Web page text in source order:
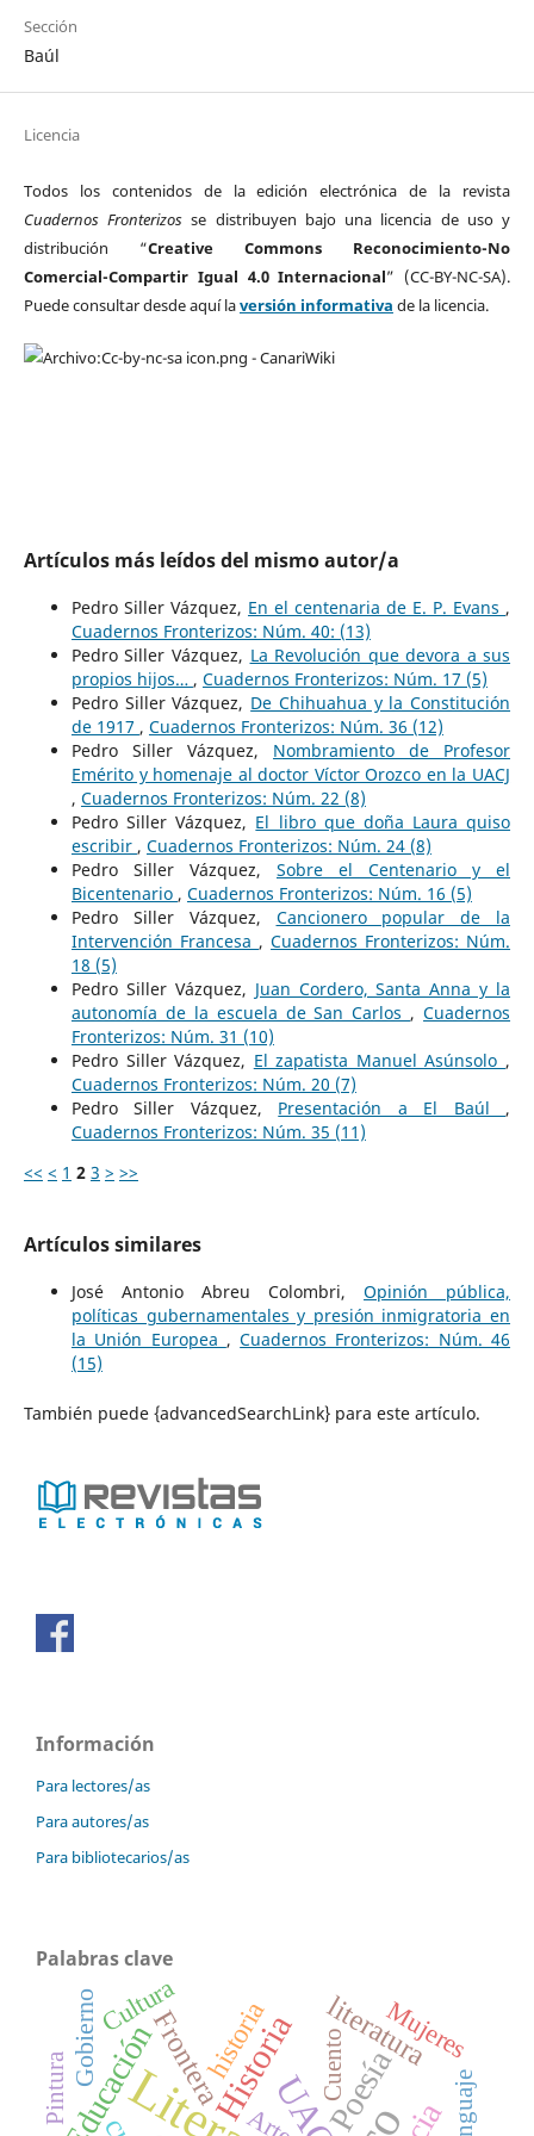
Sección
Baúl
Licencia
Todos los contenidos de la edición electrónica de la revista
Cuadernos Fronterizos se distribuyen bajo una licencia de uso y
distribución “Creative Commons Reconocimiento-No
Comercial-Compartir Igual 4.0 Internacional” (CC-BY-NC-SA).
Puede consultar desde aquí laversión informativa de la licencia.
Artículos más leídos del mismo autor/a
Pedro Siller Vázquez, En el centenaria de E. P. Evans ,
Cuadernos Fronterizos: Núm. 40: (13)
Pedro Siller Vázquez, La Revolución que devora a sus
propios hijos… , Cuadernos Fronterizos: Núm. 17 (5)
Pedro Siller Vázquez, De Chihuahua y la Constitución
de 1917 , Cuadernos Fronterizos: Núm. 36 (12)
Pedro Siller Vázquez, Nombramiento de Profesor
Emérito y homenaje al doctor Víctor Orozco en la UACJ
, Cuadernos Fronterizos: Núm. 22 (8)
Pedro Siller Vázquez, El libro que doña Laura quiso
escribir , Cuadernos Fronterizos: Núm. 24 (8)
Pedro Siller Vázquez, Sobre el Centenario y el
Bicentenario , Cuadernos Fronterizos: Núm. 16 (5)
Pedro Siller Vázquez, Cancionero popular de la
Intervención Francesa ,Cuadernos Fronterizos: Núm.
18 (5)
Pedro Siller Vázquez, Juan Cordero, Santa Anna y la
autonomía de la escuela de San Carlos ,Cuadernos
Fronterizos: Núm. 31 (10)
Pedro Siller Vázquez, El zapatista Manuel Asúnsolo ,
Cuadernos Fronterizos: Núm. 20 (7)
Pedro Siller Vázquez, Presentación a El Baúl ,
Cuadernos Fronterizos: Núm. 35 (11)
<< < 1 2 3 > >>
Artículos similares
José Antonio Abreu Colombri,Opinión pública,
políticas gubernamentales y presión inmigratoria en
la Unión Europea ,Cuadernos Fronterizos: Núm. 46
(15)
También puede {advancedSearchLink} para este artículo.
Información
Para lectores/as
Para autores/as
Para bibliotecarios/as
Palabras clave
Historia Poesía
EducaciónFrontera literatura
historia
Cultura Mujeres
Gobierno
Lenguaje
Cuento
Pintura